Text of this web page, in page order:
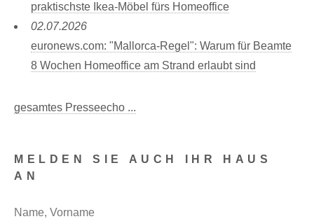
MELDEN SIE AUCH IHR HAUS
AN
praktischste Ikea-Möbel fürs Homeoffice
02.07.2026
euronews.com: "Mallorca-Regel": Warum für Beamte
8 Wochen Homeoffice am Strand erlaubt sind
gesamtes Presseecho ...